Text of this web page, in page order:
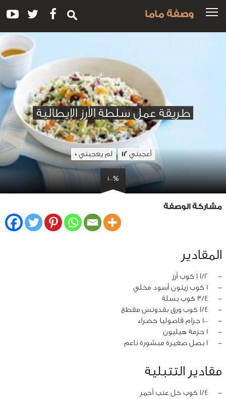
وصفة ماما
طريقة عمل سلطة الأرز الإيطالية
أعجبني 12 لم يعجبني 0
100%
مشاركة الوصفة
المقادير
‏-
1/2 1 كوب أرز
‏-
1 كوب زيتون أسود مخلي
‏-
3/4 كوب بسلة
‏-
1/4 كوب ورق بقدونس مقطع
‏-
100 جرام فاصوليا خضراء
‏-
1 حزمة هيليون
‏-
1 بصل صغيرة مبشورة ناعم
مقادير التتبلية
‏-
1/4 كوب خل عنب أحمر